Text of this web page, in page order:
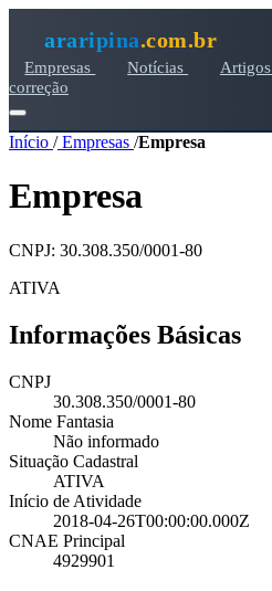
araripina.com.br
Empresas Notícias Artigos
correção
Início /Empresas /Empresa
Empresa
CNPJ: 30.308.350/0001-80
ATIVA
Informações Básicas
CNPJ
30.308.350/0001-80
Nome Fantasia
Não informado
Situação Cadastral
ATIVA
Início de Atividade
2018-04-26T00:00:00.000Z
CNAE Principal
4929901